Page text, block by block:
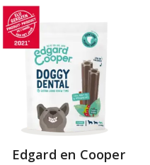
Edgard en Cooper